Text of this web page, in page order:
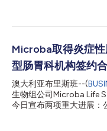
明，MetaXplore可帮助
常、感染迹象、炎症或功
提供依据。此外，在一项
接受MetaXplore检测的患
后，其症状出现了改善。
改善慢性下消化道疾病患
这类疾病的临床管理并
者群体的账单和理赔数
Microba取得炎症
型肠胃科机构签约
澳大利亚布里斯班--(
生物组公司Microba Life
今日宣布两项重大进展：